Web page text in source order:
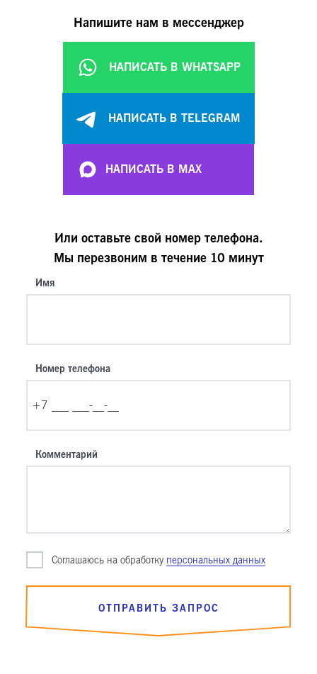
Напишите нам в мессенджер
НАПИСАТЬ В WHATSAPP
НАПИСАТЬ В TELEGRAM
НАПИСАТЬ В MAX
Или оставьте свой номер телефона.
Мы перезвоним в течение 10 минут
Имя
Номер телефона
Комментарий
Cоглашаюсь на обработку персональных данных
ОТПРАВИТЬ ЗАПРОС